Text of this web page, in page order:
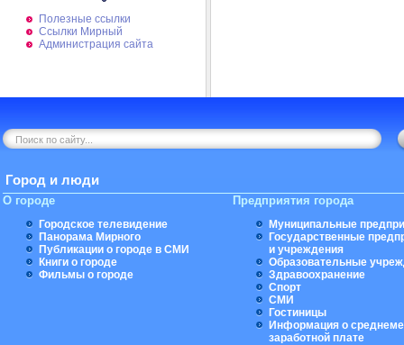
Полезные ссылки
Ссылки Мирный
Администрация сайта
Город и люди
О городе
Городское телевидение
Панорама Мирного
Публикации о городе в СМИ
Книги о городе
Фильмы о городе
Предприятия города
Муниципальные
Государственные
и учреждения
Образовательные
Здравоохранение
Спорт
СМИ
Гостиницы
Информация о
заработной плате